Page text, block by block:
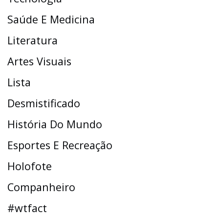
Saúde E Medicina
Literatura
Artes Visuais
Lista
Desmistificado
História Do Mundo
Esportes E Recreação
Holofote
Companheiro
#wtfact